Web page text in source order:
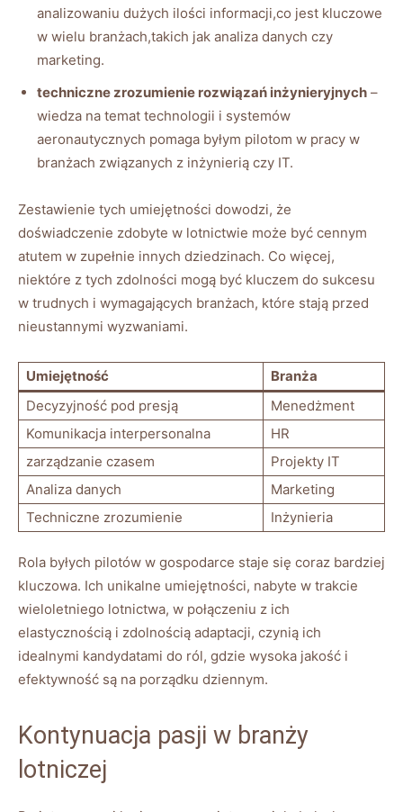
analizowaniu dużych ‍ilości informacji,co jest kluczowe
w wielu⁤ branżach,takich jak analiza danych czy
marketing.
techniczne zrozumienie ​rozwiązań inżynieryjnych –
wiedza na temat technologii⁣ i systemów
aeronautycznych pomaga byłym pilotom w pracy w
branżach związanych⁤ z inżynierią czy IT.
Zestawienie tych‌ umiejętności dowodzi, że
doświadczenie zdobyte w lotnictwie może być‍ cennym
atutem w ‌zupełnie innych dziedzinach. Co więcej,
niektóre z tych zdolności mogą być kluczem do sukcesu
w trudnych i wymagających branżach, które stają przed
nieustannymi wyzwaniami.
Umiejętność
Branża
Decyzyjność pod⁣ presją
Menedżment
Komunikacja interpersonalna
HR
zarządzanie czasem
Projekty IT
Analiza danych
Marketing
Techniczne zrozumienie
Inżynieria
Rola byłych pilotów w gospodarce staje się ⁤coraz bardziej
kluczowa. Ich⁣ unikalne umiejętności, nabyte w trakcie
wieloletniego lotnictwa, ⁣w połączeniu z ich
elastycznością i zdolnością adaptacji, czynią ich
idealnymi kandydatami do ról, gdzie wysoka‍ jakość i
efektywność są na porządku ⁣dziennym.
Kontynuacja ‍pasji w ‍branży
lotniczej